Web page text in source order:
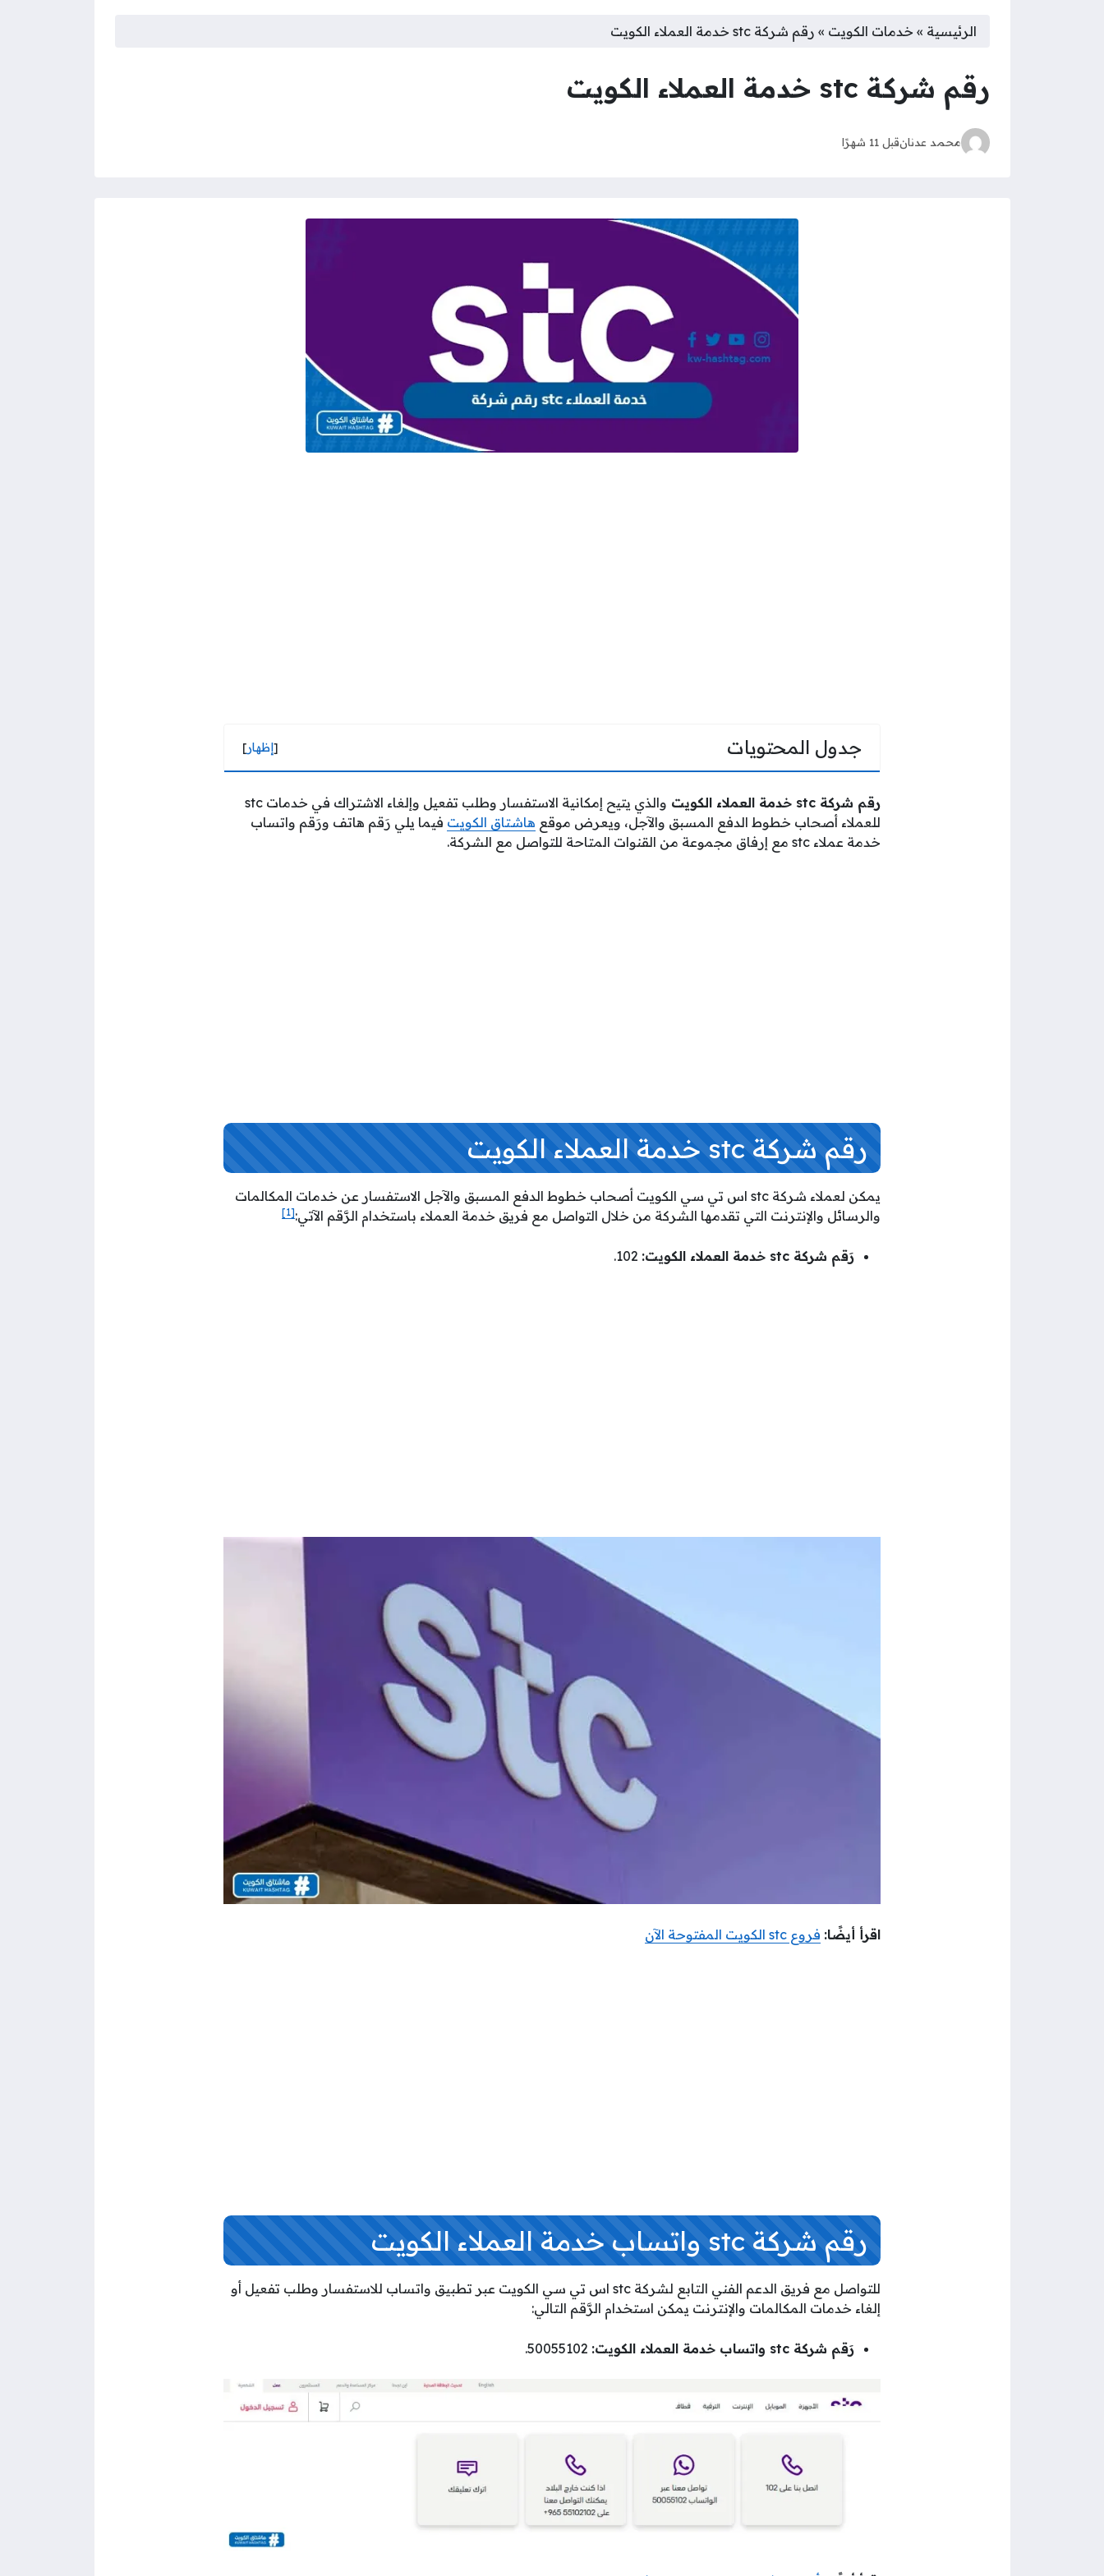
الرئيسية » خدمات الكويت » رقم شركة stc خدمة العملاء الكويت
رقم شركة stc خدمة العملاء الكويت
محمد عدنانقبل 11 شهرًا
جدول المحتويات [إظهار]
رقم شركة stc خدمة العملاء الكويت والذي يتيح إمكانية الاستفسار وطلب تفعيل وإلغاء الاشتراك في
خدمات stc
للعملاء أصحاب خطوط الدفع المسبق والآجل، ويعرض موقع هاشتاق الكويت فيما يلي رَقم هاتف ورَقم واتساب
خدمة عملاء stc مع إرفاق مجموعة من القنوات المتاحة للتواصل مع الشركة.
رقم شركة stc خدمة العملاء الكويت
يمكن لعملاء شركة stc اس تي سي الكويت أصحاب خطوط الدفع المسبق والآجل الاستفسار عن خدمات المكالمات
والرسائل والإنترنت التي تقدمها الشركة من خلال التواصل مع فريق خدمة العملاء باستخدام الرَّقم الآتي:[1]
رَقم شركة stc خدمة العملاء الكويت:
اقرأ أيضًا: فروع stc الكويت المفتوحة الآن
رقم شركة stc واتساب خدمة العملاء الكويت
للتواصل مع فريق الدعم الفني التابع لشركة stc اس تي سي الكويت عبر تطبيق واتساب للاستفسار وطلب تفعيل أو
إلغاء خدمات المكالمات والإنترنت يمكن استخدام الرَّقم التالي:
رَقم شركة stc واتساب خدمة العملاء الكويت: